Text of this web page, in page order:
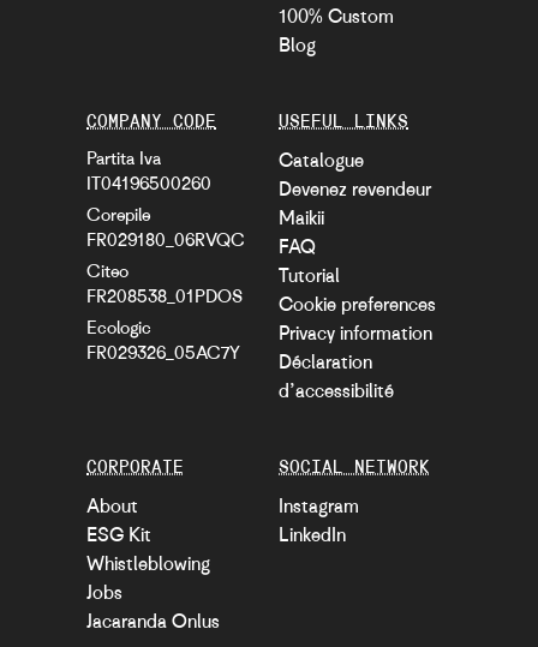
100% Custom
Blog
CORPORATE
About
ESG Kit
Whistleblowing
Jobs
Jacaranda Onlus
USEFUL LINKS
Catalogue
Devenez revendeur
Maikii
FAQ
Tutorial
Cookie preferences
Privacy information
Déclaration
d’accessibilité
COMPANY CODE
Partita Iva
IT04196500260
Corepile
FR029180_06RVQC
Citeo
FR208538_01PDOS
Ecologic
FR029326_05AC7Y
SOCIAL NETWORK
Instagram
LinkedIn